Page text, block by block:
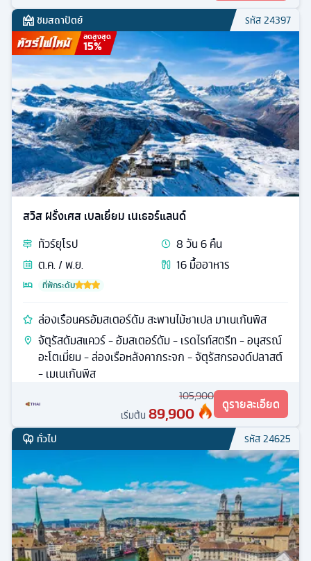
ชมสถาปัตย์ รหัส24397
ลดสูงสุด
15%
สวิส ฝรั่งเศส เบลเยี่ยม เนเธอร์แลนด์
ทัวร์ยุโรป 8วัน6คืน
ต.ค. / พ.ย.
16มื้ออาหาร
ที่พักระดับ
ล่องเรือนครอัมสเตอร์ดัม สะพานไม้ซาเปล มาเนเก้นพิส
จัตุรัสดัมสแควร์ - อัมสเตอร์ดัม - เรดไรท์สตรีท - อนุสรณ์
อะโตเมี่ยม - ล่องเรือหลังคากระจก - จัตุรัสกรองด์ปลาสต์
- เมเนเก้นพีส
105,900
เริ่มต้น 89,900 ดูรายละเอียด
ทั่วไป รหัส24625